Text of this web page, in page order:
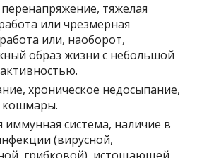
тяжелая
или чрезмерная
или, наоборот,
образ жизни с небольшой
хроническое недосыпание,
кошмары.
иммунная система, наличие в
(вирусной,